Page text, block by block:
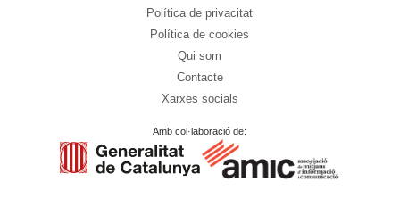
Política de privacitat
Política de cookies
Qui som
Contacte
Xarxes socials
Amb col·laboració de: